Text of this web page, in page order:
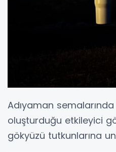
Adıyaman semalarında
oluşturduğu etkileyici
gökyüzü tutkunlarına